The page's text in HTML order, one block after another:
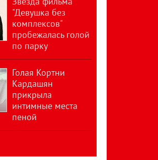
"Девушка без
комплексов"
пробежалась голой
по парку
Голая Кортни
Кардашян
прикрыла
интимные места
пеной